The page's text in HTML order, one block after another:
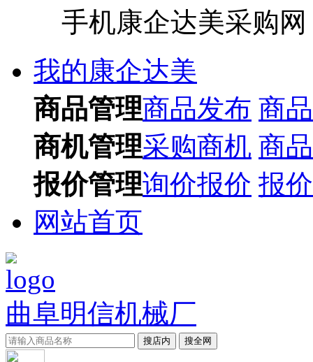
手机康企达美采购网
我的康企达美
商品管理商品发布 商
商机管理采购商机 商
报价管理询价报价 报
网站首页
曲阜明信机械厂
搜店内 搜全网